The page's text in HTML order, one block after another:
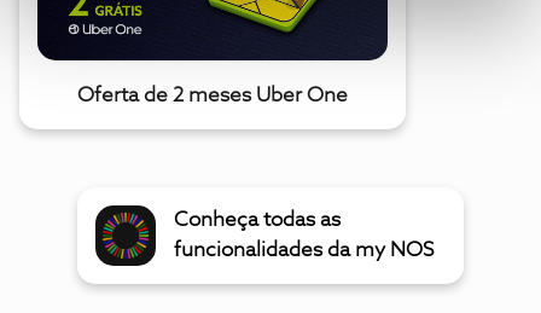
Oferta de 2 meses Uber One
Conheça todas as
funcionalidades da my NOS